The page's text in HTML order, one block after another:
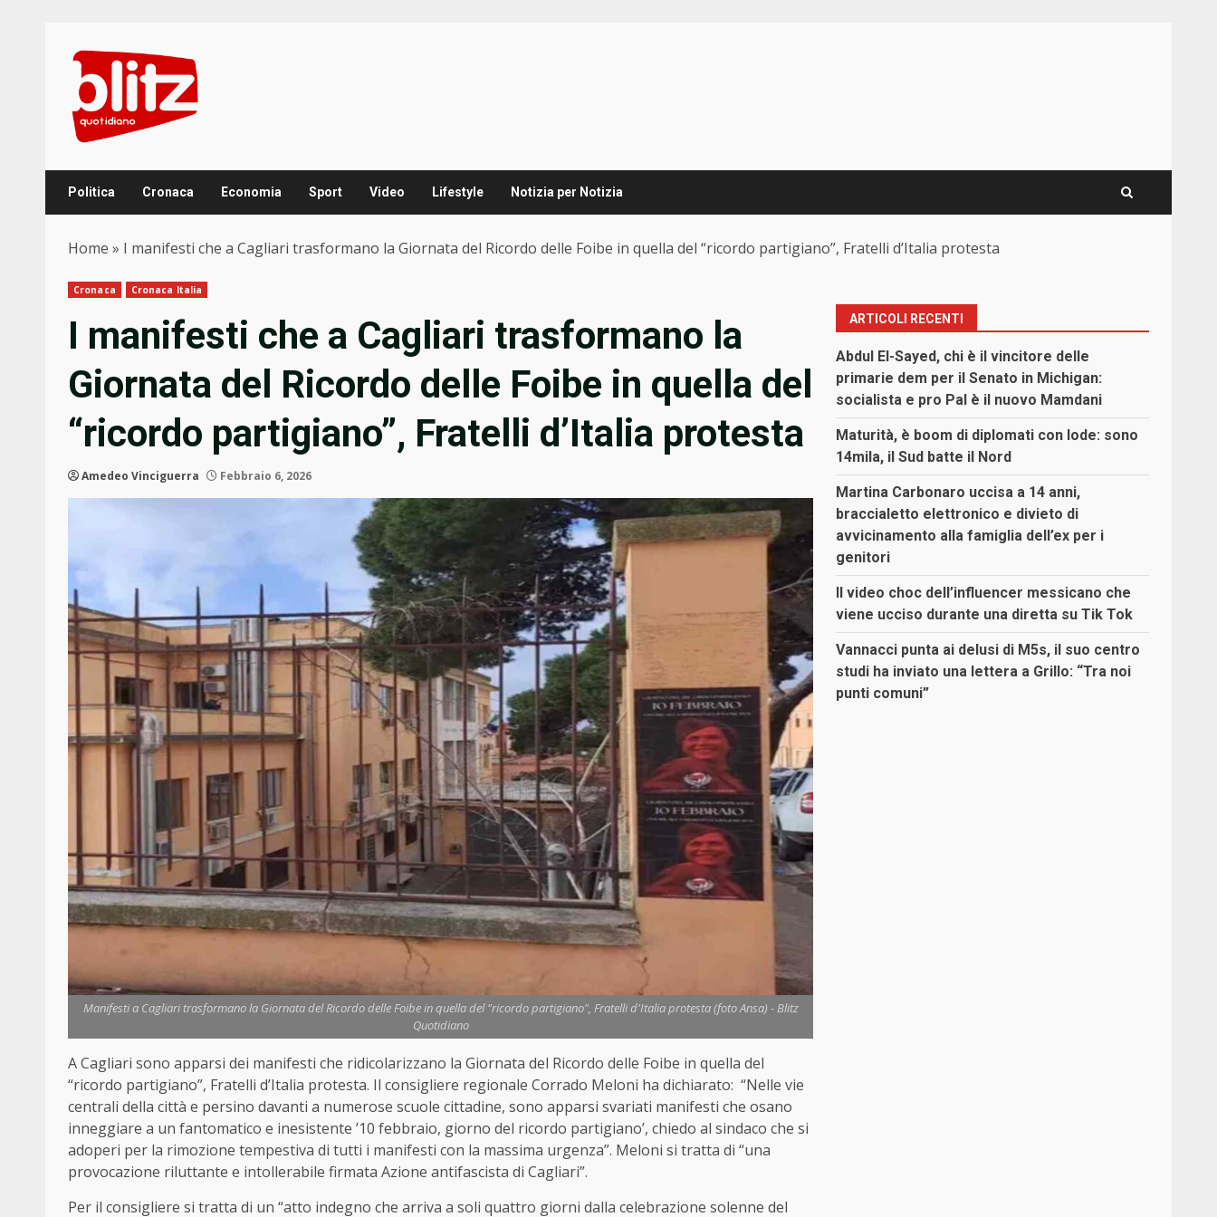
content
Politica Cronaca Economia Sport Video Lifestyle Notizia per Notizia
Home » I manifesti che a Cagliari trasformano la Giornata del Ricordo delle Foibe in quella del “ricordo partigiano”, Fratelli d’Italia protesta
Cronaca Cronaca Italia
I manifesti che a Cagliari trasformano la
Giornata del Ricordo delle Foibe in quella del
“ricordo partigiano”, Fratelli d’Italia protesta
Amedeo Vinciguerra Febbraio 6, 2026
Manifesti a Cagliari trasformano la Giornata del Ricordo delle Foibe in quella del "ricordo partigiano", Fratelli d'Italia protesta (foto Ansa) - Blitz
Quotidiano
A Cagliari sono apparsi dei manifesti che ridicolarizzano la Giornata del Ricordo delle Foibe in quella del
“ricordo partigiano”, Fratelli d’Italia protesta. Il consigliere regionale Corrado Meloni ha dichiarato: “Nelle vie
centrali della città e persino davanti a numerose scuole cittadine, sono apparsi svariati manifesti che osano
inneggiare a un fantomatico e inesistente ’10 febbraio, giorno del ricordo partigiano’, chiedo al sindaco che si
adoperi per la rimozione tempestiva di tutti i manifesti con la massima urgenza”. Meloni si tratta di “una
provocazione riluttante e intollerabile firmata Azione antifascista di Cagliari”.
Per il consigliere si tratta di un “atto indegno che arriva a soli quattro giorni dalla celebrazione solenne del
ARTICOLI RECENTI
Abdul El-Sayed, chi è il vincitore delle
primarie dem per il Senato in Michigan:
socialista e pro Pal è il nuovo Mamdani
Maturità, è boom di diplomati con lode: sono
14mila, il Sud batte il Nord
Martina Carbonaro uccisa a 14 anni,
braccialetto elettronico e divieto di
avvicinamento alla famiglia dell’ex per i
genitori
Il video choc dell’influencer messicano che
viene ucciso durante una diretta su Tik Tok
Vannacci punta ai delusi di M5s, il suo centro
studi ha inviato una lettera a Grillo: “Tra noi
punti comuni”